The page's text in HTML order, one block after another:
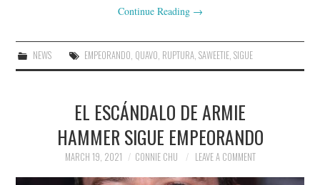
Continue Reading →
NEWS EMPEORANDO, QUAVO, RUPTURA, SAWEETIE, SIGUE
EL ESCÁNDALO DE ARMIE
HAMMER SIGUE EMPEORANDO
MARCH 19, 2021 CONNIE CHU LEAVE A COMMENT